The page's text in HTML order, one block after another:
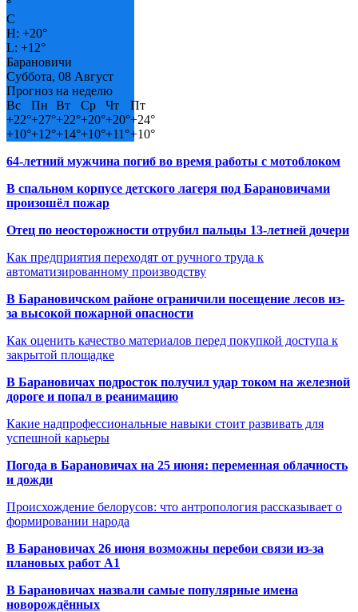
°
C
H: +20°
L: +12°
Барановичи
Суббота, 08 Август
Прогноз на неделю
Вс
Пн Вт Ср Чт
Пт
+22°+27°+22°+20°+20°+24°
+10°+12°+14°+10°+11°+10°
64-летний мужчина погиб во время работы с мотоблоком
В спальном корпусе детского лагеря под Барановичами
произошёл пожар
Отец по неосторожности отрубил пальцы 13-летней дочери
Как предприятия переходят от ручного труда к
автоматизированному производству
В Барановичском районе ограничили посещение лесов из-
за высокой пожарной опасности
Как оценить качество материалов перед покупкой доступа к
закрытой площадке
В Барановичах подросток получил удар током на железной
дороге и попал в реанимацию
Какие надпрофессиональные навыки стоит развивать для
успешной карьеры
Погода в Барановичах на 25 июня: переменная облачность
и дожди
Происхождение белорусов: что антропология рассказывает о
формировании народа
В Барановичах 26 июня возможны перебои связи из-за
плановых работ A1
В Барановичах назвали самые популярные имена
новорождённых